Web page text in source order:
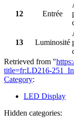
12 Entrée
13 Luminosité
Retrieved from "
title=fr:LD216-
Category:
LED Display
Hidden categories: